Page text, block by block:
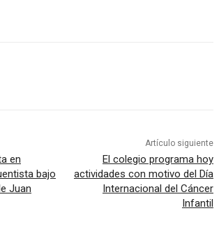
en
bajo
Juan
Artículo siguiente
El colegio programa hoy
actividades con motivo del Día
Internacional del Cáncer
Infantil